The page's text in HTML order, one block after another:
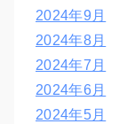
2024年9月
2024年8月
2024年7月
2024年6月
2024年5月